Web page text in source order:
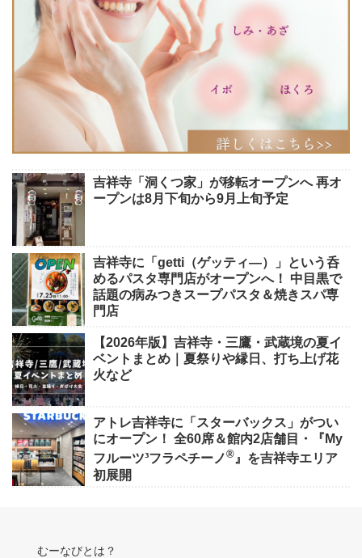
吉祥寺「洞くつ家」が移転オープンへ 再オ
ープンは8月下旬から9月上旬予定
吉祥寺に「getti（ゲッティ―）」という呑
めるパスタ専門店がオープンへ！ 中目黒で
話題の病みつきスープパスタ＆焼きスパ専
門店
【2026年版】吉祥寺・三鷹・武蔵境の夏イ
ベントまとめ｜夏祭りや縁日、打ち上げ花
火など
アトレ吉祥寺に「スターバックス」がつい
にオープン！ 全60席＆館内2店舗目・『My
フルーツ³フラペチーノ®』を吉祥寺エリア
初展開
むーなびとは？